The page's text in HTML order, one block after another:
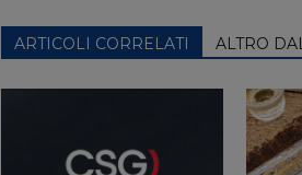
ARTICOLI CORRELATI ALTRO